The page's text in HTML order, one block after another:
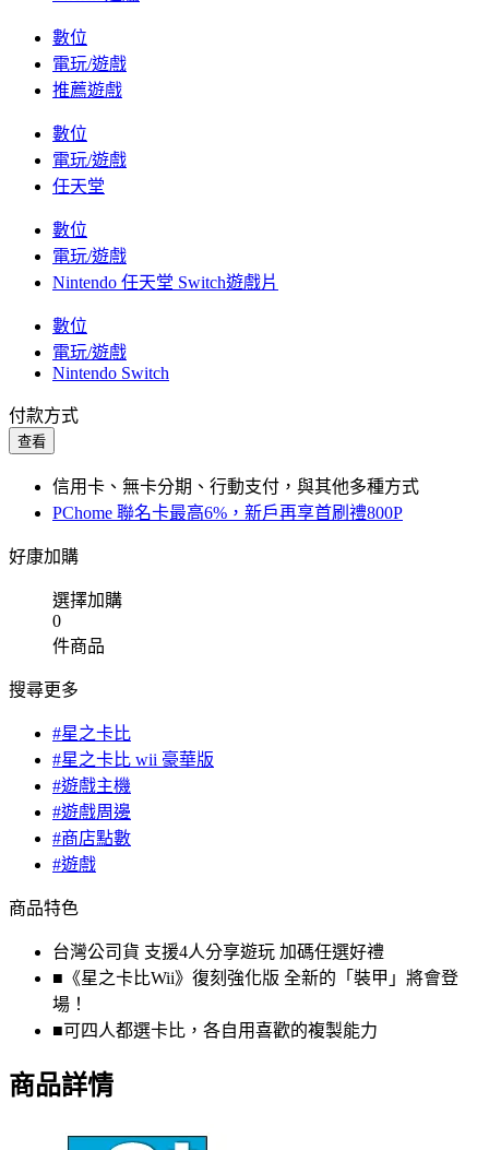
數位
電玩/遊戲
推薦遊戲
數位
電玩/遊戲
任天堂
數位
電玩/遊戲
Nintendo 任天堂 Switch遊戲片
數位
電玩/遊戲
Nintendo Switch
付款方式
查看
信用卡、無卡分期、行動支付，與其他多種方式
PChome 聯名卡最高6%，新戶再享首刷禮800P
好康加購
選擇加購
0
件商品
搜尋更多
#星之卡比
#星之卡比 wii 豪華版
#遊戲主機
#遊戲周邊
#商店點數
#遊戲
商品特色
台灣公司貨 支援4人分享遊玩 加碼任選好禮
■《星之卡比Wii》復刻強化版 全新的「裝甲」將會登
場！
■可四人都選卡比，各自用喜歡的複製能力
商品詳情